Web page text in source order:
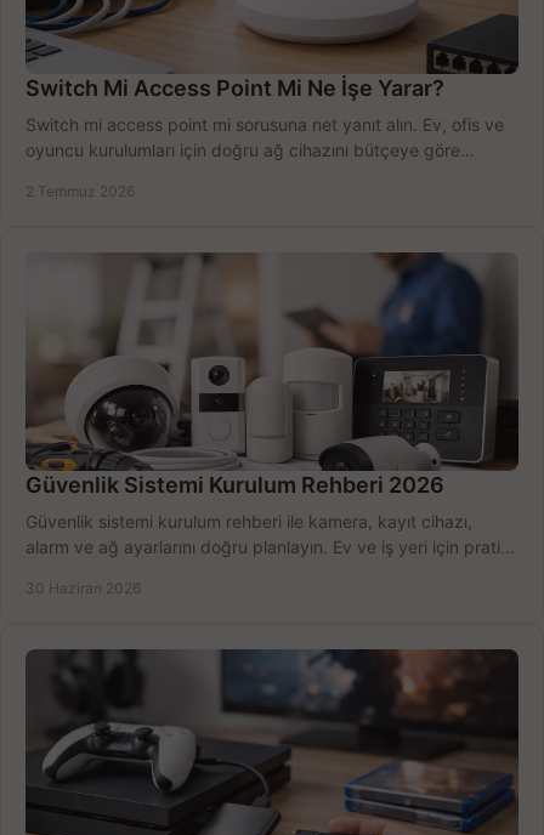
Switch Mi Access Point Mi Ne İşe Yarar?
Switch mi access point mi sorusuna net yanıt alın. Ev, ofis ve
oyuncu kurulumları için doğru ağ cihazını bütçeye göre
2 Temmuz 2026
Güvenlik Sistemi Kurulum Rehberi 2026
Güvenlik sistemi kurulum rehberi ile kamera, kayıt cihazı,
alarm ve ağ ayarlarını doğru planlayın. Ev ve iş yeri için pratik
30 Haziran 2026